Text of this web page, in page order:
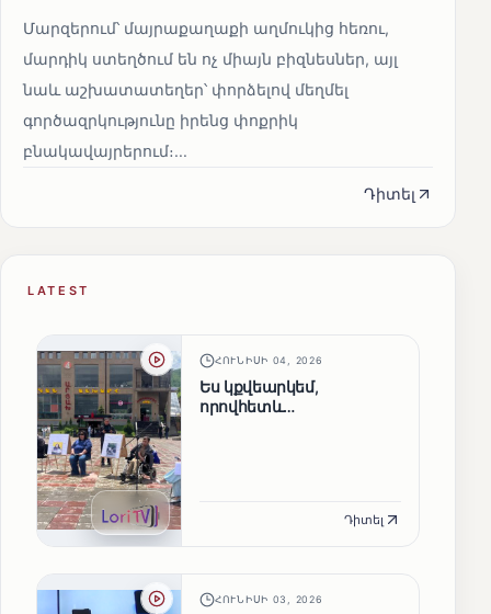
Մարզերում՝ մայրաքաղաքի աղմուկից հեռու,
մարդիկ ստեղծում են ոչ միայն բիզնեսներ, այլ
նաև աշխատատեղեր՝ փորձելով մեղմել
գործազրկությունը իրենց փոքրիկ
բնակավայրերում։...
Դիտել
LATEST
ՀՈՒՆԻՍԻ 04, 2026
Ես կքվեարկեմ,
որովհետև…
Դիտել
ՀՈՒՆԻՍԻ 03, 2026